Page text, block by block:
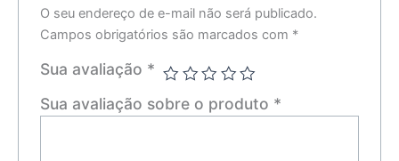
O seu endereço de e-mail não será publicado.
Campos obrigatórios são marcados com *
Sua avaliação *
Sua avaliação sobre o produto *